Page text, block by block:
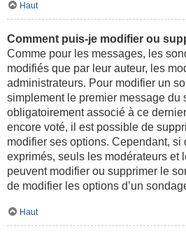
Haut
Comment puis-je modifier ou
Comme pour les messages, les
modifiés que par leur auteur, les
administrateurs. Pour modifier un
simplement le premier message du
obligatoirement associé à ce
encore voté, il est possible de
modifier ses options. Cependant, si
exprimés, seuls les modérateurs et
peuvent modifier ou supprimer le
de modifier les options d’un
Haut